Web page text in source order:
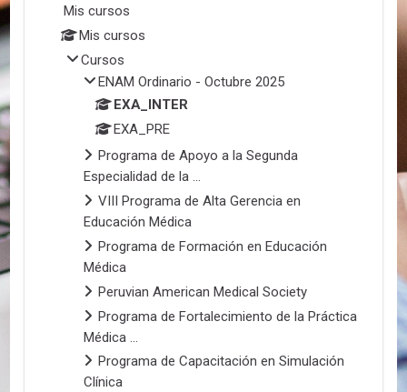
Mis cursos
Mis cursos
Cursos
ENAM Ordinario - Octubre 2025
EXA_INTER
EXA_PRE
Programa de Apoyo a la Segunda
Especialidad de la ...
VIII Programa de Alta Gerencia en
Educación Médica
Programa de Formación en Educación
Médica
Peruvian American Medical Society
Programa de Fortalecimiento de la Práctica
Médica ...
Programa de Capacitación en Simulación
Clínica